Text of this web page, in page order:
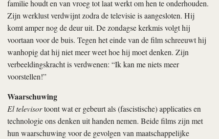
familie houdt en van vroeg tot laat werkt om hen te onderhouden.
Zijn werklust verdwijnt zodra de televisie is aangesloten. Hij
komt amper nog de deur uit. De zondagse kerkmis volgt hij
voortaan voor de buis. Tegen het einde van de film schreeuwt hij
wanhopig dat hij niet meer weet hoe hij moet denken. Zijn
verbeeldingskracht is verdwenen: “Ik kan me niets meer
voorstellen!”
Waarschuwing
El televisortoont wat er gebeurt als (fascistische) applicaties en
technologie ons denken uit handen nemen. Beide films zijn met
hun waarschuwing voor de gevolgen van maatschappelijke